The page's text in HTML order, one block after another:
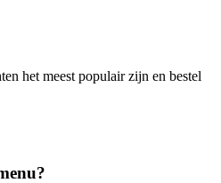
het meest populair zijn en bestel